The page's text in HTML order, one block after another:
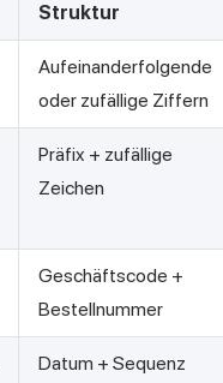
Struktur
Aufeinanderfolgende
oder zufällige Ziffern
Präfix + zufällige
Zeichen
Geschäftscode +
Bestellnummer
Datum + Sequenz